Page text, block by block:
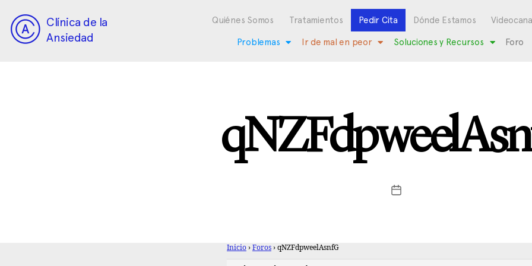
Clínica de la
Ansiedad
Quiénes Somos Tratamientos Pedir Cita Dónde Estamos
Problemas Ir de mal en peor Soluciones y Recursos Foro
Inicio › Foros › qNZFdpweelAsnfG